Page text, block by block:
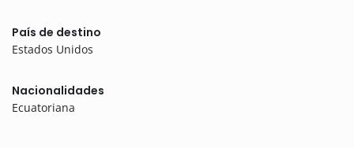
País de destino
Estados Unidos
Nacionalidades
Ecuatoriana